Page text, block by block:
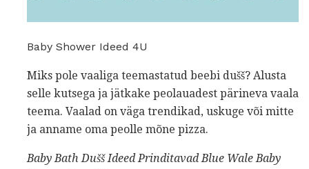
Baby Shower Ideed 4U
Miks pole vaaliga teemastatud beebi dušš? Alusta
selle kutsega ja jätkake peolauadest pärineva vaala
teema. Vaalad on väga trendikad, uskuge või mitte
ja anname oma peolle mõne pizza.
Baby Bath Dušš Ideed Prinditavad Blue Wale Baby